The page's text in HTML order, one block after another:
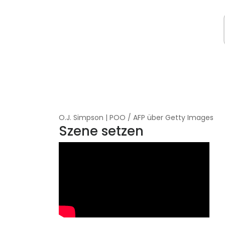
O.J. Simpson | POO / AFP über Getty Images
Szene setzen